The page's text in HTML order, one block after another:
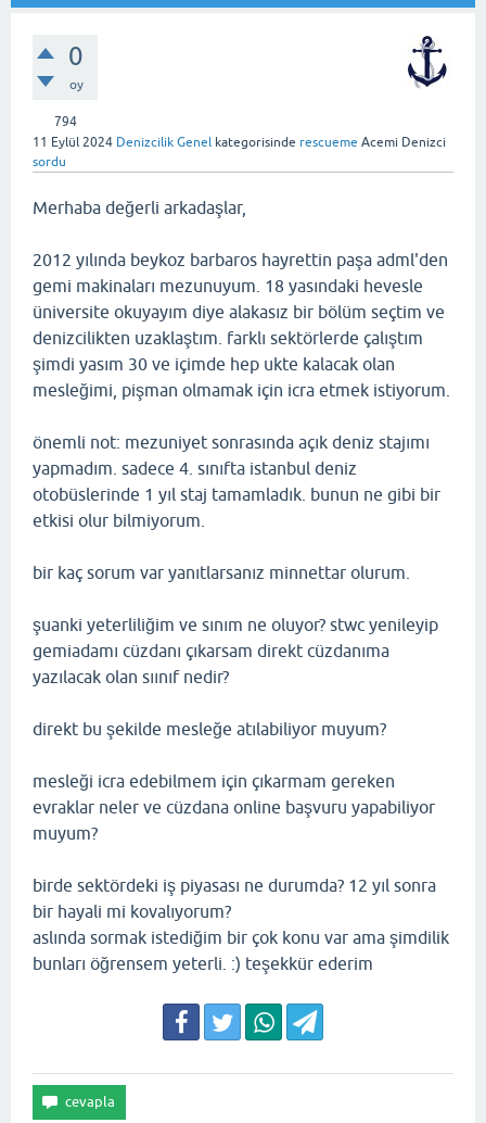
0
oy
794
11 Eylül 2024 Denizcilik Genel kategorisinde rescueme Acemi Denizci
sordu
Merhaba değerli arkadaşlar,
2012 yılında beykoz barbaros hayrettin paşa adml'den
gemi makinaları mezunuyum. 18 yasındaki hevesle
üniversite okuyayım diye alakasız bir bölüm seçtim ve
denizcilikten uzaklaştım. farklı sektörlerde çalıştım
şimdi yasım 30 ve içimde hep ukte kalacak olan
mesleğimi, pişman olmamak için icra etmek istiyorum.
önemli not: mezuniyet sonrasında açık deniz stajımı
yapmadım. sadece 4. sınıfta istanbul deniz
otobüslerinde 1 yıl staj tamamladık. bunun ne gibi bir
etkisi olur bilmiyorum.
bir kaç sorum var yanıtlarsanız minnettar olurum.
şuanki yeterliliğim ve sınım ne oluyor? stwc yenileyip
gemiadamı cüzdanı çıkarsam direkt cüzdanıma
yazılacak olan sıınıf nedir?
direkt bu şekilde mesleğe atılabiliyor muyum?
mesleği icra edebilmem için çıkarmam gereken
evraklar neler ve cüzdana online başvuru yapabiliyor
muyum?
birde sektördeki iş piyasası ne durumda? 12 yıl sonra
bir hayali mi kovalıyorum?
aslında sormak istediğim bir çok konu var ama şimdilik
bunları öğrensem yeterli. :) teşekkür ederim